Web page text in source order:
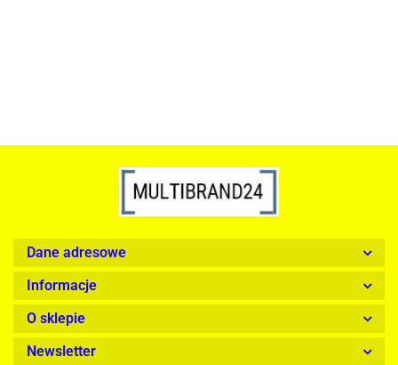
Dane adresowe
Informacje
O sklepie
Newsletter